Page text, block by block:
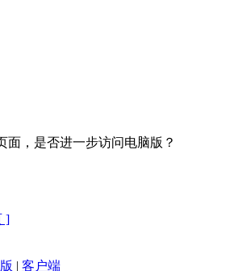
面，是否进一步访问电脑版？
]
| 客户端